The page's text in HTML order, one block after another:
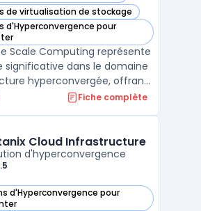
de virtualisation de stockage
Platform dans cette catégorie
d'Hyperconvergence pour
Platform dans cette catégorie
Scale Computing représente
significative dans le domaine
hyperconvergée, offrant
qui intègre serveurs,
tailles de bénéficier d'une gestion plus ...
Fiche complète
Cloud Infrastructure
d'hyperconvergence
d'Hyperconvergence pour
Cloud Infrastructure dans cette catégorie